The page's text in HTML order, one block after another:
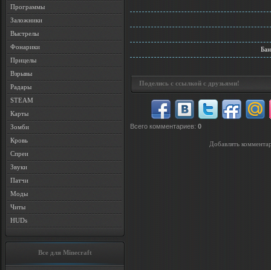
Программы
Заложники
Выстрелы
Фонарики
Прицелы
Взрывы
Радары
STEAM
Карты
Зомби
Кровь
Спреи
Звуки
Патчи
Моды
Читы
HUDs
Все для Minecraft
Поделись с ссылкой с друзьями!
Всего комментариев: 0
Добавлять